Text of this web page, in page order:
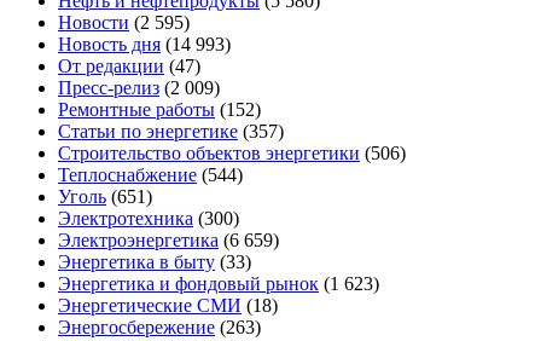
Новости (2 595)
Новость дня (14 993)
От редакции (47)
Пресс-релиз (2 009)
Ремонтные работы (152)
Статьи по энергетике (357)
Строительство объектов энергетики (506)
Теплоснабжение (544)
Уголь (651)
Электротехника (300)
Электроэнергетика (6 659)
Энергетика в быту (33)
Энергетика и фондовый рынок (1 623)
Энергетические СМИ (18)
Энергосбережение (263)